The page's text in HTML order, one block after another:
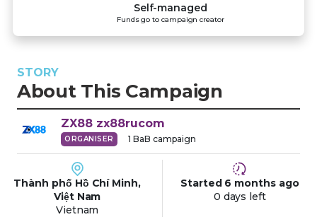
Self-managed
Funds go to campaign creator
STORY
About This Campaign
ZX88 zx88rucom
ORGANISER 1 BaB campaign
Thành phố Hồ Chí Minh,
Việt Nam
Vietnam
Started 6 months ago
0 days left